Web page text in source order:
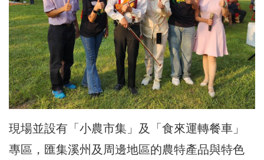
現場並設有「小農市集」及「食來運轉餐車」
專區，匯集溪州及周邊地區的農特產品與特色